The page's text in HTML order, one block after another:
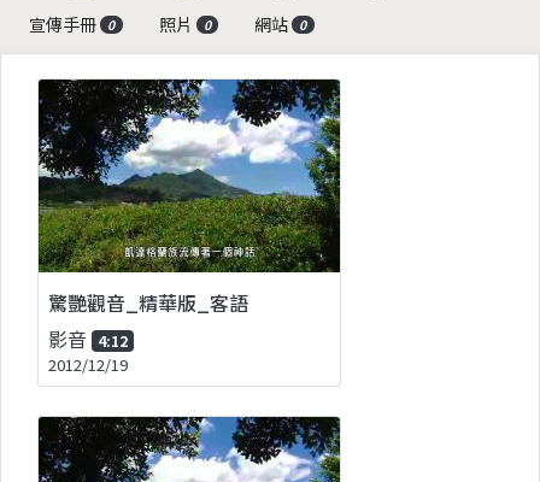
宣傳手冊 0 照片 0 網站 0
驚艷觀音_精華版_客語
影音 4:12
2012/12/19